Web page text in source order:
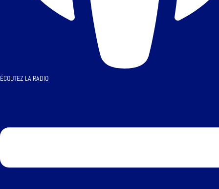
ÉCOUTEZ LA RADIO